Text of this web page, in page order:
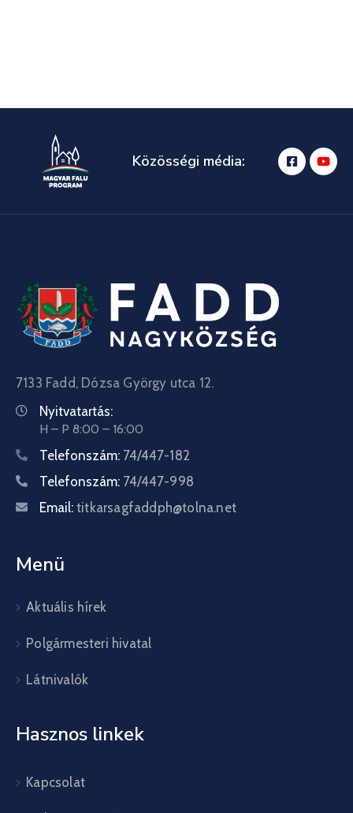
Közösségi média:
7133 Fadd, Dózsa György utca 12.
Nyitvatartás:
H – P 8:00 – 16:00
Telefonszám: 74/447-182
Telefonszám: 74/447-998
Email: titkarsagfaddph@tolna.net
Menü
Aktuális hírek
Polgármesteri hivatal
Látnivalók
Hasznos linkek
Kapcsolat